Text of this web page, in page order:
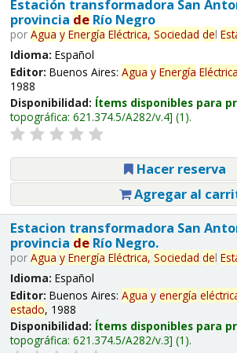
Estación transformadora San
provincia deRío Negro
por Agua y Energía Eléctrica, Sociedad del
Idioma: Español
Editor: Buenos Aires: Agua y Energía
1988
Disponibilidad: Ítems disponibles para
topográfica: 621.374.5/A282/v.4 (1).
Hacer reserva
Agregar al
Estacion transformadora San
provincia deRío Negro.
por Agua y Energía Eléctrica, Sociedad del
Idioma: Español
Editor: Buenos Aires: Agua y energía
estado, 1988
Disponibilidad: Ítems disponibles para
topográfica: 621.374.5/A282/v.3 (1).